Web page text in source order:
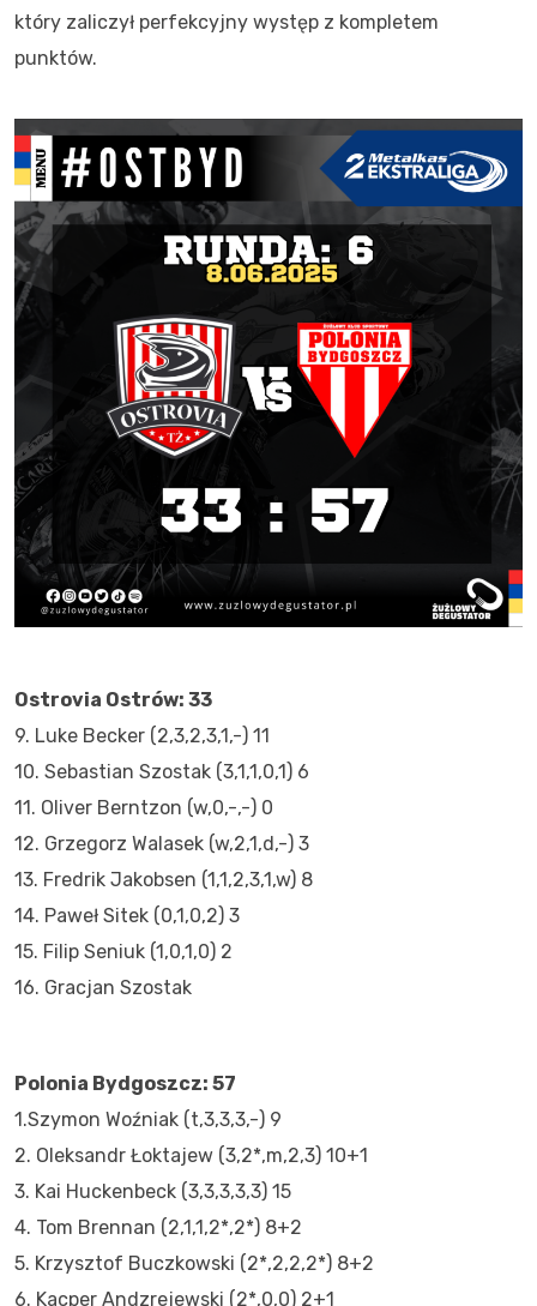
który zaliczył perfekcyjny występ z kompletem
punktów.
Ostrovia Ostrów: 33
9. Luke Becker (2,3,2,3,1,-) 11
10. Sebastian Szostak (3,1,1,0,1) 6
11. Oliver Berntzon (w,0,-,-) 0
12. Grzegorz Walasek (w,2,1,d,-) 3
13. Fredrik Jakobsen (1,1,2,3,1,w) 8
14. Paweł Sitek (0,1,0,2) 3
15. Filip Seniuk (1,0,1,0) 2
16. Gracjan Szostak
Polonia Bydgoszcz: 57
1.Szymon Woźniak (t,3,3,3,-) 9
2. Oleksandr Łoktajew (3,2*,m,2,3) 10+1
3. Kai Huckenbeck (3,3,3,3,3) 15
4. Tom Brennan (2,1,1,2*,2*) 8+2
5. Krzysztof Buczkowski (2*,2,2,2*) 8+2
6. Kacper Andzrejewski (2*,0,0) 2+1